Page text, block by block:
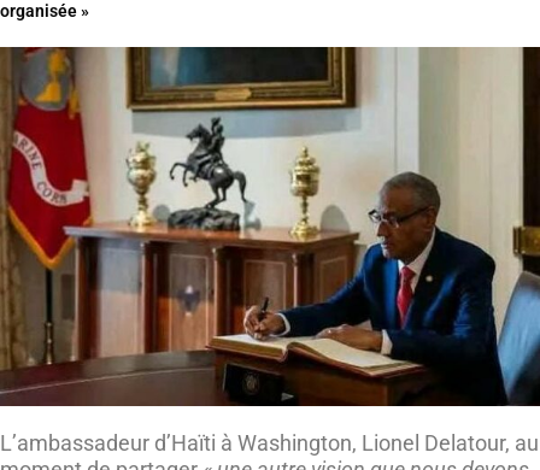
organisée »
L’ambassadeur d’Haïti à Washington, Lionel Delatour, au